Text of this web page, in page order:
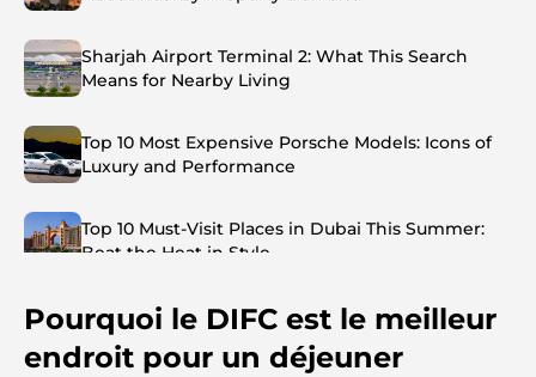
Sharjah Airport Terminal 2: What This Search
Means for Nearby Living
Top 10 Most Expensive Porsche Models: Icons of
Luxury and Performance
Top 10 Must-Visit Places in Dubai This Summer:
Beat the Heat in Style
Top 7 Busiest Airports in the World: Hub of Global
Travel
Pourquoi le DIFC est le meilleur
endroit pour un déjeuner